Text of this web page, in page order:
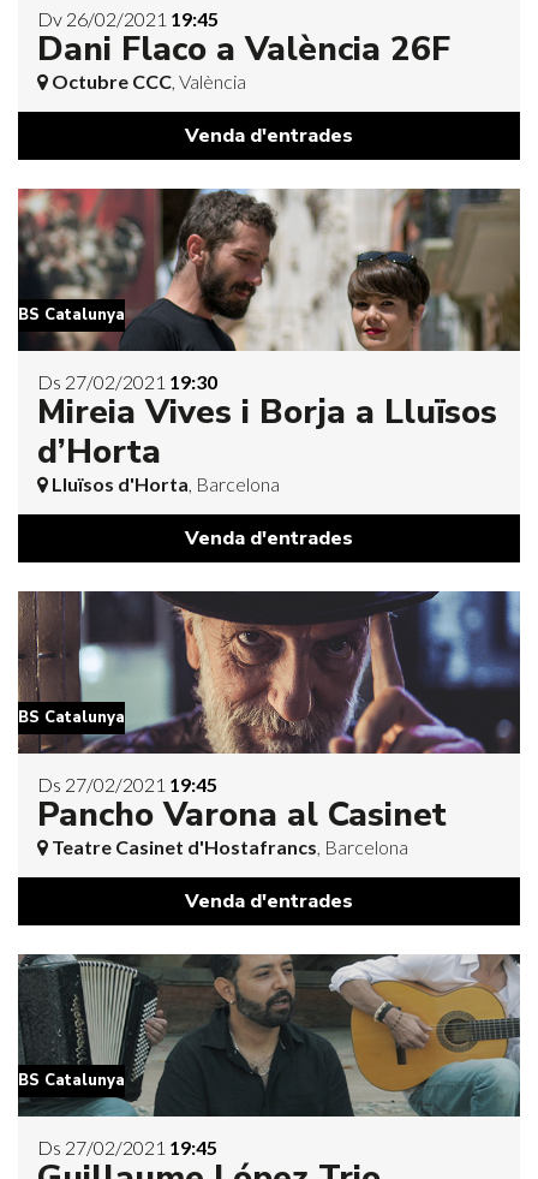
Dv 26/02/2021 19:45
Dani Flaco a València 26F
Octubre CCC, València
Venda d'entrades
BS Catalunya
Ds 27/02/2021 19:30
Mireia Vives i Borja a Lluïsos
d’Horta
Lluïsos d'Horta, Barcelona
Venda d'entrades
BS Catalunya
Ds 27/02/2021 19:45
Pancho Varona al Casinet
Teatre Casinet d'Hostafrancs, Barcelona
Venda d'entrades
BS Catalunya
Ds 27/02/2021 19:45